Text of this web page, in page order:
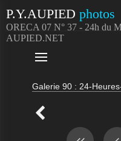
P.Y.AUPIED photos
ORECA 07 N° 37 - 24h du
AUPIED.NET

Galerie 90 : 24-
